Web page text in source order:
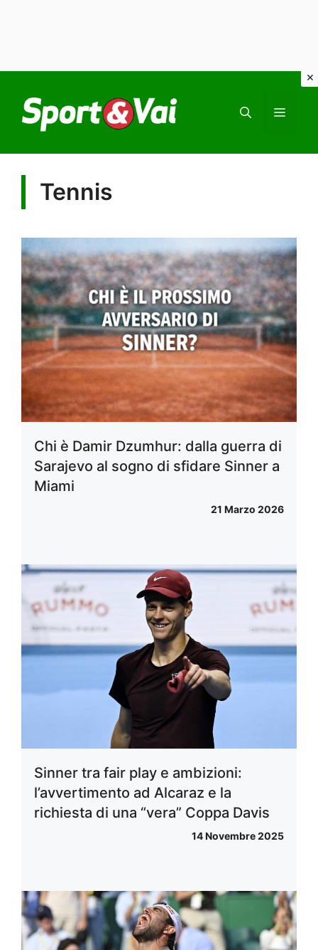
contenuto
Tennis
Chi è Damir Dzumhur: dalla guerra di
Sarajevo al sogno di sfidare Sinner a
Miami
21 Marzo 2026
Sinner tra fair play e ambizioni:
l’avvertimento ad Alcaraz e la
richiesta di una “vera” Coppa Davis
14 Novembre 2025